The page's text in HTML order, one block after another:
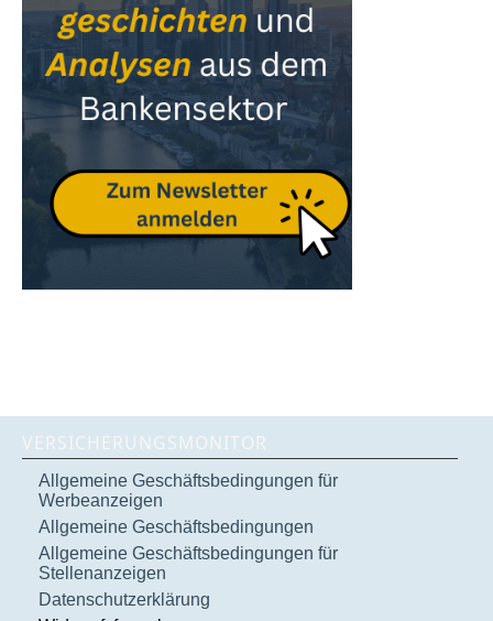
VERSICHERUNGSMONITOR
Allgemeine Geschäftsbedingungen für
Werbeanzeigen
Allgemeine Geschäftsbedingungen
Allgemeine Geschäftsbedingungen für
Stellenanzeigen
Datenschutzerklärung